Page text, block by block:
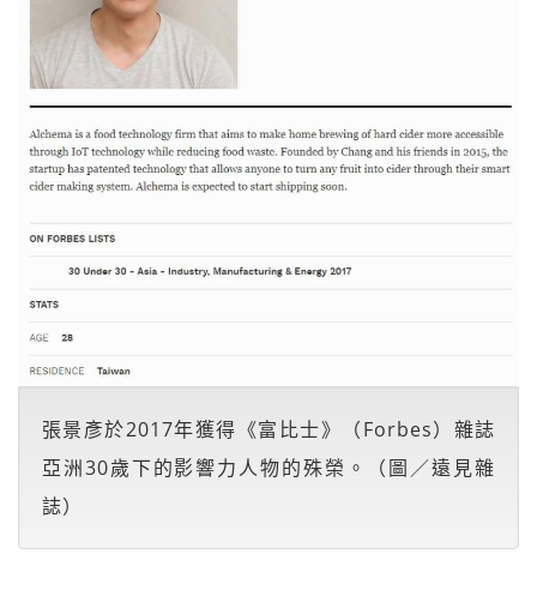
張景彥於2017年獲得《富比士》（Forbes）雜誌
亞洲30歲下的影響力人物的殊榮。（圖／遠見雜
誌）